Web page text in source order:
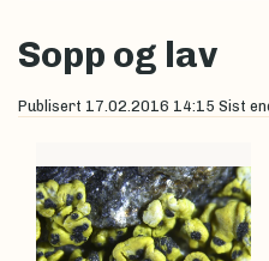
Sopp og lav
Publisert 17.02.2016 14:15 Sist